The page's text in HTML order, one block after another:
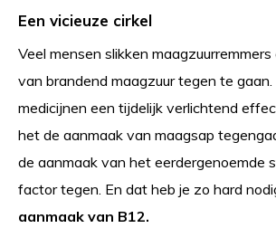
Een vicieuze cirkel
Veel mensen slikken
van brandend maagzuur tegen te
medicijnen een tijdelijk verlichtend
het de aanmaak van maagsap
de aanmaak van het eerdergenoemde
factor tegen. En dat heb je zo hard
aanmaak van B12.